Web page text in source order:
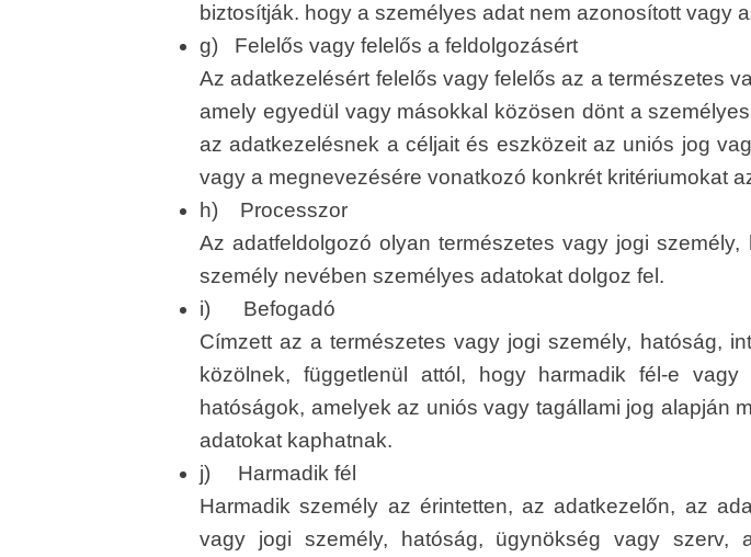
biztosítják. hogy a személyes adat nem azonosított vagy
g) Felelős vagy felelős a feldolgozásért
Az adatkezelésért felelős vagy felelős az a természetes
amely egyedül vagy másokkal közösen dönt a
az adatkezelésnek a céljait és eszközeit az uniós jog
vagy a megnevezésére vonatkozó konkrét kritériumokat
h) Processzor
Az adatfeldolgozó olyan természetes vagy jogi
személy nevében személyes adatokat dolgoz fel.
i) Befogadó
Címzett az a természetes vagy jogi személy, hatóság,
közölnek, függetlenül attól, hogy harmadik fél-e
hatóságok, amelyek az uniós vagy tagállami jog alapján
adatokat kaphatnak.
j) Harmadik fél
Harmadik személy az érintetten, az adatkezelőn, az
vagy jogi személy, hatóság, ügynökség vagy szerv,